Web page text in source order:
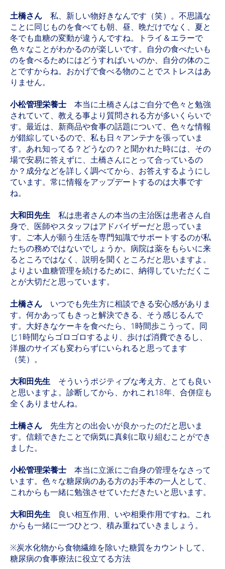
土橋さん 私、新しい物好きなんです（笑）。不思議な
ことに同じものを食べても朝、昼、晩だけでなく、夏と
冬でも血糖の変動が違うんですね。トライ＆エラーで
色々なことがわかるのが楽しいです。自分の食べたいも
のを食べるためにはどうすればいいのか、自分の体のこ
とですからね。おかげで食べる物のことでストレスはあ
りません。
小松管理栄養士 本当に土橋さんはご自分で色々と勉強
されていて、教える事より質問される方が多いくらいで
す。最近は、新商品や食事の話題について、色々な情報
が錯綜しているので、私も日々アンテナを張っていま
す。あれ知ってる？どうなの？と聞かれた時には、その
場で安易に答えずに、土橋さんにとって合っているの
か？成分などを詳しく調べてから、お答えするようにし
ています。常に情報をアップデートするのは大事です
ね。
大和田先生 私は患者さんの本当の主治医は患者さん自
身で、医師やスタッフはアドバイザーだと思っていま
す。ご本人が願う生活を専門知識でサポートするのが私
たちの務めではないでしょうか。病院は薬をもらいに来
るところではなく、説明を聞くところだと思いますよ。
よりよい血糖管理を続けるために、納得していただくこ
とが大切だと思っています。
土橋さん いつでも先生方に相談できる安心感がありま
す。何かあってもきっと解決できる、そう感じるんで
す。大好きなケーキを食べたら、1時間歩こうって。同
じ1時間ならゴロゴロするより、歩けば消費できるし、
洋服のサイズも変わらずにいられると思ってます
（笑）。
大和田先生 そういうポジティブな考え方、とても良い
と思いますよ。診断してから、かれこれ18年、合併症も
全くありませんね。
土橋さん 先生方との出会いが良かったのだと思いま
す。信頼できたことで病気に真剣に取り組むことができ
ました。
小松管理栄養士 本当に立派にご自身の管理をなさって
います。色々な糖尿病のある方のお手本の一人として、
これからも一緒に勉強させていただきたいと思います。
大和田先生 良い相互作用、いや相乗作用ですね。これ
からも一緒に一つひとつ、積み重ねていきましょう。
※炭水化物から食物繊維を除いた糖質をカウントして、
糖尿病の食事療法に役立てる方法